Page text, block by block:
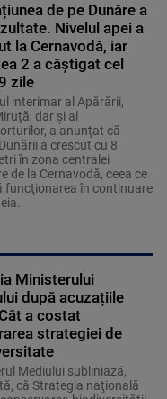
de pe Dunăre a
Nivelul apei a
la Cernavodă, iar
2 a câștigat cel
zile
interimar al Apărării,
dar şi al
a anunţat că
a crescut cu 8
în zona centralei
de la Cernavodă, ceea ce
funcţionarea în continuare
Ministerului
după acuzațiile
a costat
strategiei de
Mediului subliniază,
că Strategia naţională